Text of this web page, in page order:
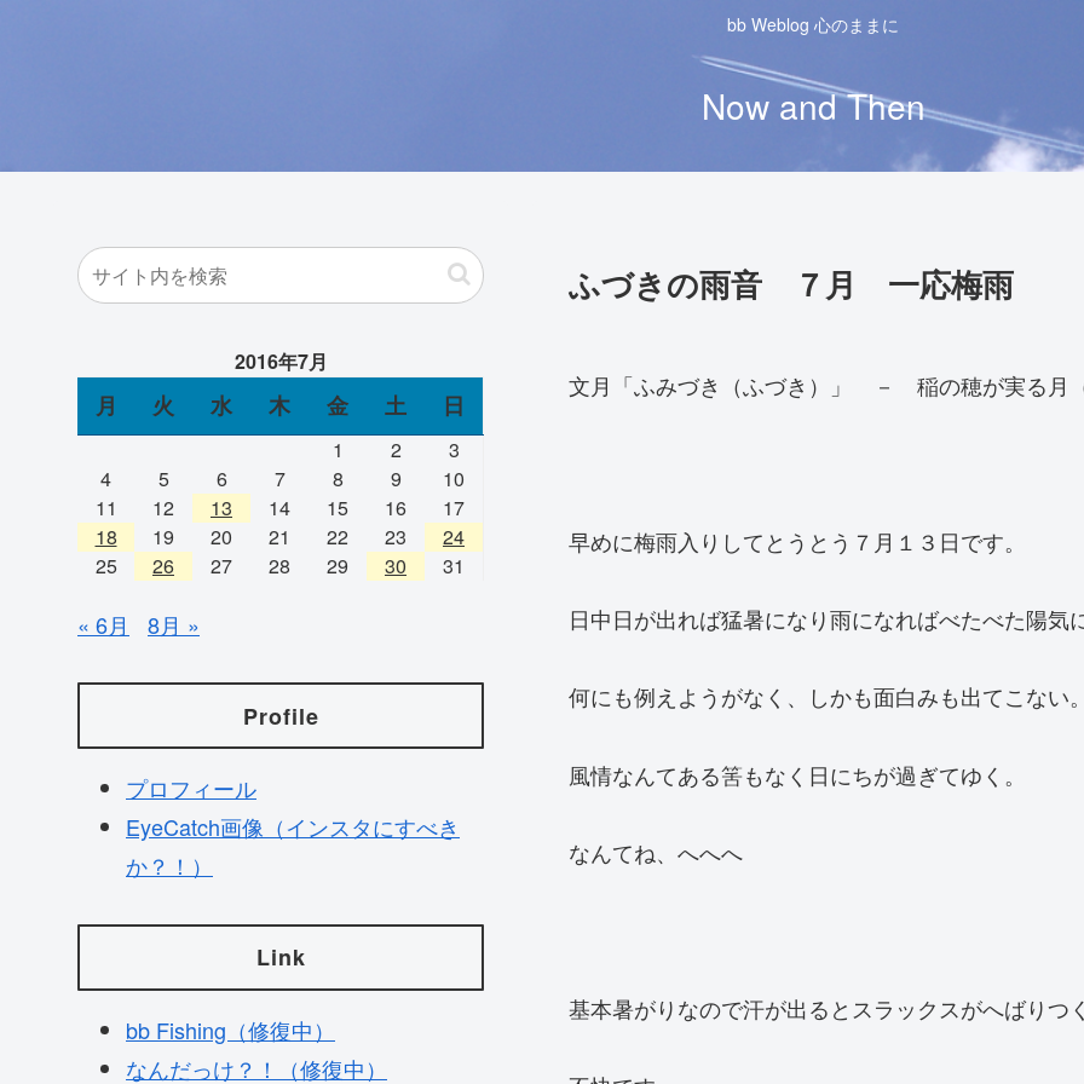
bb Weblog 心のままに
Now and Then
ふづきの雨音 ７月 一応梅雨
文月「ふみづき（ふづき）」 － 稲の穂が実る月（
早めに梅雨入りしてとうとう７月１３日です。
日中日が出れば猛暑になり雨になればべたべた陽気
何にも例えようがなく、しかも面白みも出てこない。
風情なんてある筈もなく日にちが過ぎてゆく。
なんてね、へへへ
基本暑がりなので汗が出るとスラックスがへばりつく
2016年7月
月 火 水 木 金 土 日
1 2
3
4
5 6 7 8 9
10
11
12 13 14 15 16
17
18
19 20 21 22 23
24
25
26 27 28 29 30 31
« 6月 8月 »
Profile
プロフィール
EyeCatch画像（インスタにすべき
か？！）
Link
bb Fishing（修復中）
なんだっけ？！（修復中）